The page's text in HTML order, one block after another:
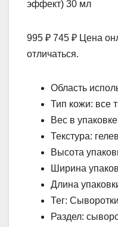
995 ₽ 745 ₽ Цена
отличаться.
Область
Тип кожи: все
Вес в
Текстура:
Высота
Ширина
Длина
Тег:
Раздел: